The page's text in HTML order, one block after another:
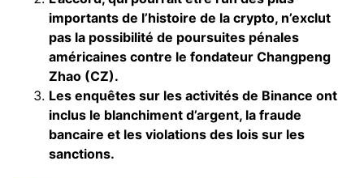
importants de l’histoire de la crypto, n’exclut
pas la possibilité de poursuites pénales
américaines contre le fondateur Changpeng
Zhao (CZ).
Les enquêtes sur les activités de Binance ont
inclus le blanchiment d’argent, la fraude
bancaire et les violations des lois sur les
sanctions.